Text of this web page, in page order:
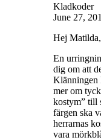
Kladkoder
June 27,
Hej Matilda,
En
dig om att
Klänningen
mer om
kostym” till
färgen ska
herrarnas
vara